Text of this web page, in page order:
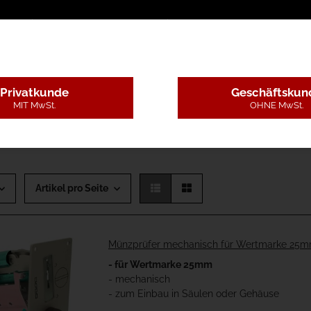
Artikel pro Seite
Münzprüfer mechanisch für Wertmarke
- für Wertmarke 25mm
- mechanisch
- zum Einbau in Säulen oder Gehäuse
Privatkunde
MIT MwSt. OHNE MwSt.